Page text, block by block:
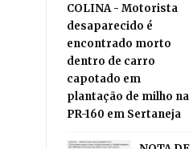
COLINA - Motorista
desaparecido é
encontrado morto
dentro de carro
capotado em
plantação de milho na
PR-160 em Sertaneja